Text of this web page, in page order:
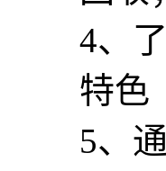
4、
特色
5、